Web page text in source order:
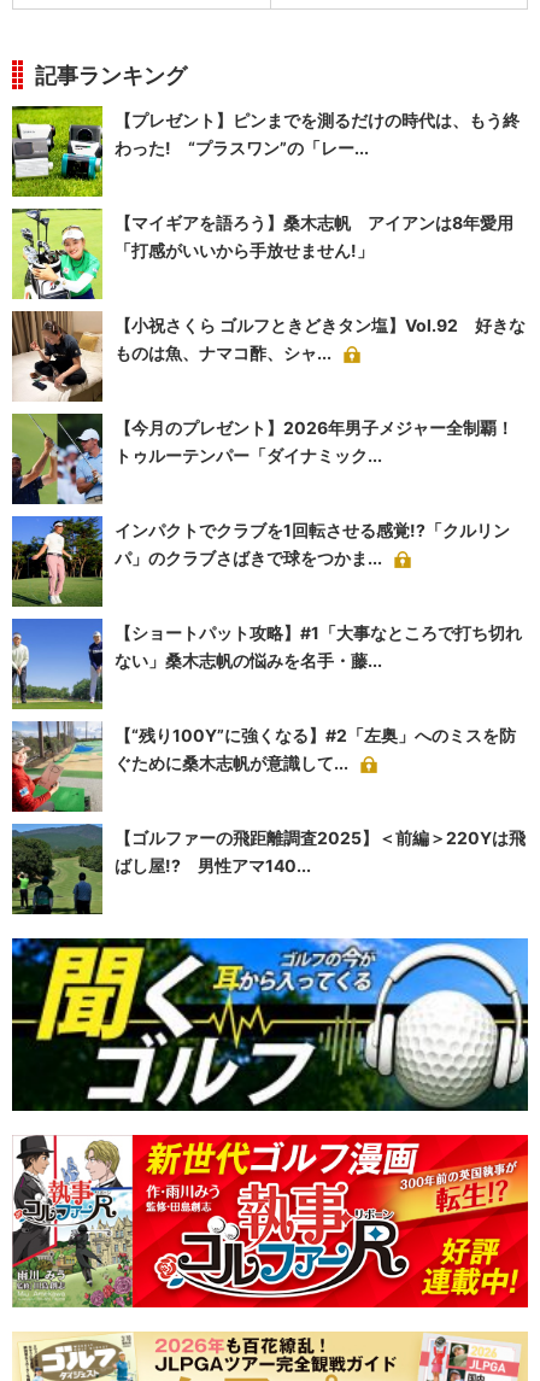
記事ランキング
【プレゼント】ピンまでを測るだけの時代は、もう終
わった! “プラスワン”の「レー...
【マイギアを語ろう】桑木志帆 アイアンは8年愛用
「打感がいいから手放せません!」
【小祝さくら ゴルフときどきタン塩】Vol.92 好きな
ものは魚、ナマコ酢、シャ...
【今月のプレゼント】2026年男子メジャー全制覇！
トゥルーテンパー「ダイナミック...
インパクトでクラブを1回転させる感覚!?「クルリン
パ」のクラブさばきで球をつかま...
【ショートパット攻略】#1「大事なところで打ち切れ
ない」桑木志帆の悩みを名手・藤...
【“残り100Y”に強くなる】#2「左奥」へのミスを防
ぐために桑木志帆が意識して...
【ゴルファーの飛距離調査2025】＜前編＞220Yは飛
ばし屋!? 男性アマ140...